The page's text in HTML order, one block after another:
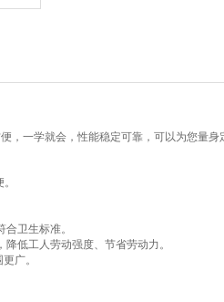
，一学就会，性能稳定可靠，可以为您量
合卫生标准。
低工人劳动强度、节省劳动力。
广。